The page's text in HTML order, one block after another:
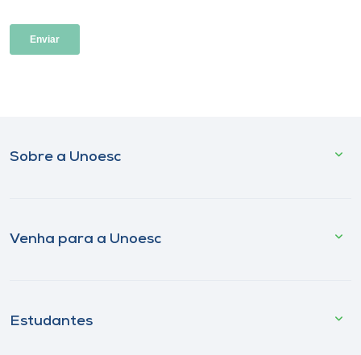
Sobre a Unoesc
Venha para a Unoesc
Estudantes